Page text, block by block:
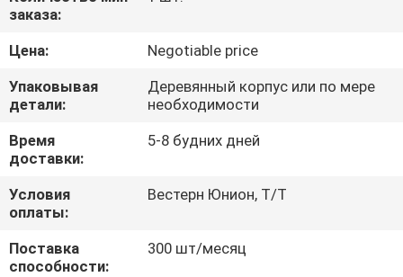
КОНТРОЛЬ
КАЧЕСТВА
КОНТАКТНЫЕ
ДАННЫЕ
НОВОСТИ
заказа:
Цена:
Negotiable price
Упаковывая
детали:
Деревянный корпус или по мере
необходимости
Время
доставки:
5-8 будних дней
Условия
оплаты:
Вестерн Юнион, Т/Т
Поставка
способности:
300 шт/месяц